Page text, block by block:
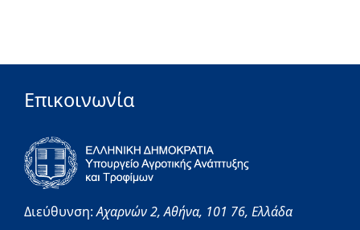
Επικοινωνία
Διεύθυνση:Αχαρνών 2,Αθήνα, 101 76, Ελλάδα